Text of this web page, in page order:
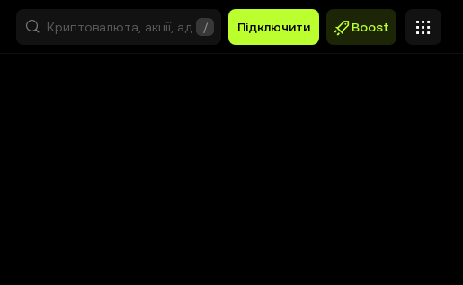
/ Підключити Boost